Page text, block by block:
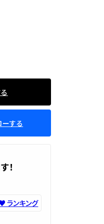
する
！
ランキング